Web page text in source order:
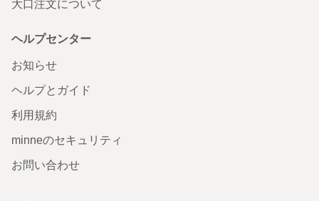
大口注文について
ヘルプセンター
お知らせ
ヘルプとガイド
利用規約
minneのセキュリティ
お問い合わせ